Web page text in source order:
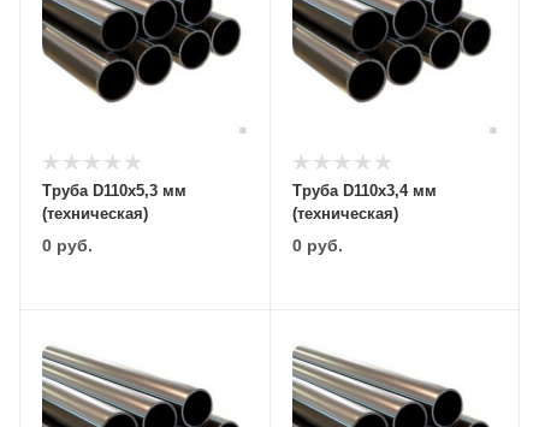
Труба D110х5,3 мм
(техническая)
0 руб.
Труба D110х3,4 мм
(техническая)
0руб.